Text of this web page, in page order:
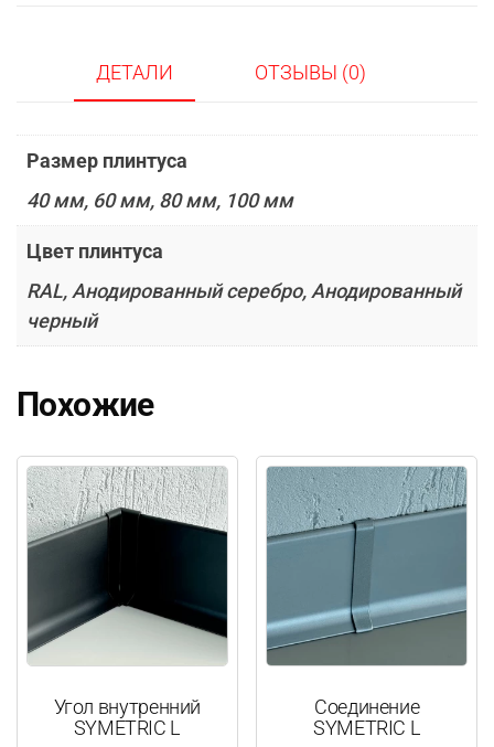
ДЕТАЛИ ОТЗЫВЫ (0)
Размер плинтуса
40 мм, 60 мм, 80 мм, 100 мм
Цвет плинтуса
RAL, Анодированный серебро, Анодированный
черный
Похожие
Угол внутренний
SYMETRIC L
Соединение
SYMETRIC L